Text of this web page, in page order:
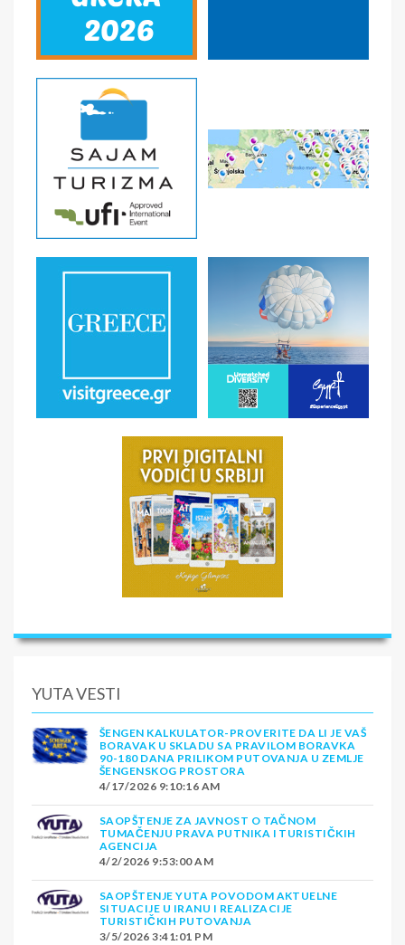
YUTA VESTI
ŠENGEN KALKULATOR-PROVERITE DA LI JE VAŠ
BORAVAK U SKLADU SA PRAVILOM BORAVKA
90-180 DANA PRILIKOM PUTOVANJA U ZEMLJE
ŠENGENSKOG PROSTORA
4/17/2026 9:10:16 AM
SAOPŠTENJE ZA JAVNOST O TAČNOM
TUMAČENJU PRAVA PUTNIKA I TURISTIČKIH
AGENCIJA
4/2/2026 9:53:00 AM
SAOPŠTENJE YUTA POVODOM AKTUELNE
SITUACIJE U IRANU I REALIZACIJE
TURISTIČKIH PUTOVANJA
3/5/2026 3:41:01 PM